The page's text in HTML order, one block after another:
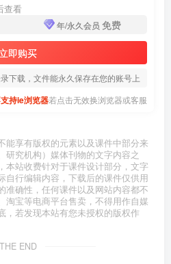
查看
年/永久会员 免费
即购买
下载，文件能永久保存在您的账号上
持ie浏览器若点击无效换浏览器或客服
能享有版权的元素以及课件中部分来
研究机构）媒体刊物的文字内容之
本站收费针对于课件设计部分，文字
自行编辑内容，下载后的课件仅供用
准确性，任何课件以及网站内容都不
淘宝等电商平台售卖，不得用作自媒
，若发现本站有您未授权的版权作
THE END